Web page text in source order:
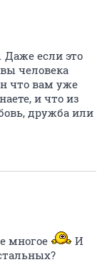
если это
человека
что вам уже
и что из
дружба или
многое
И